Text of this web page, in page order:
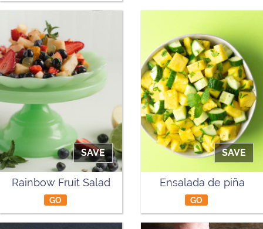
SAVE
Rainbow Fruit Salad
GO
SAVE
Ensalada de piña
GO